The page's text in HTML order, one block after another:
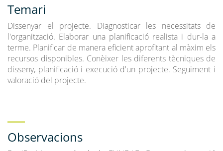
Temari
Dissenyar el projecte. Diagnosticar les necessitats de
l'organització. Elaborar una planificació realista i dur-la a
terme. Planificar de manera eficient aprofitant al màxim els
recursos disponibles. Conèixer les diferents tècniques de
disseny, planificació i execució d'un projecte. Seguiment i
valoració del projecte.
Observacions